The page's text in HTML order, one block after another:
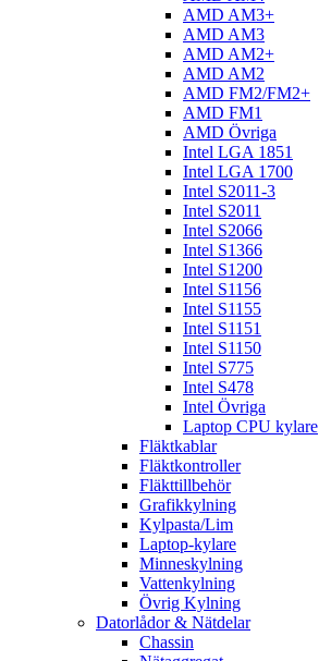
AMD AM3+
AMD AM3
AMD AM2+
AMD AM2
AMD FM2/FM2+
AMD FM1
AMD Övriga
Intel LGA 1851
Intel LGA 1700
Intel S2011-3
Intel S2011
Intel S2066
Intel S1366
Intel S1200
Intel S1156
Intel S1155
Intel S1151
Intel S1150
Intel S775
Intel S478
Intel Övriga
Laptop CPU kylare
Fläktkablar
Fläktkontroller
Fläkttillbehör
Grafikkylning
Kylpasta/Lim
Laptop-kylare
Minneskylning
Vattenkylning
Övrig Kylning
Datorlådor & Nätdelar
Chassin